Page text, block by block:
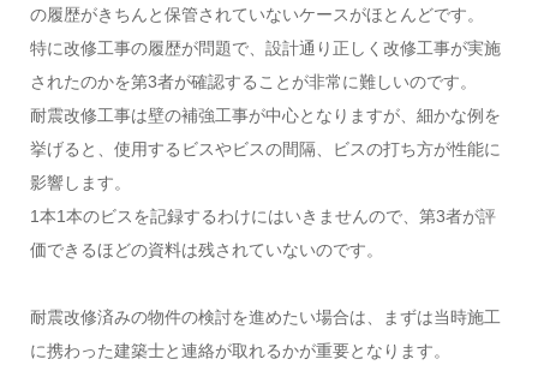
の履歴がきちんと保管されていないケースがほとんどです。
特に改修工事の履歴が問題で、設計通り正しく改修工事が実施
されたのかを第3者が確認することが非常に難しいのです。
耐震改修工事は壁の補強工事が中心となりますが、細かな例を
挙げると、使用するビスやビスの間隔、ビスの打ち方が性能に
影響します。
1本1本のビスを記録するわけにはいきませんので、第3者が評
価できるほどの資料は残されていないのです。
耐震改修済みの物件の検討を進めたい場合は、まずは当時施工
に携わった建築士と連絡が取れるかが重要となります。